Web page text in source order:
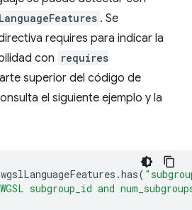
. Se
requires para indicar la
con requires
superior del código de
el siguiente ejemplo y la
wgslLanguageFeatures .has(
subgroup_id and